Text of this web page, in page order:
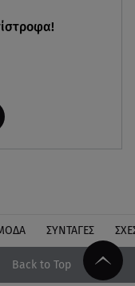
ΣΥΝΤΑΓΕΣ
Back to Top